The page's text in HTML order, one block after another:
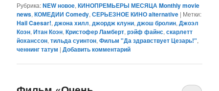
Рубрика:NEW новое,КИНОПРЕМЬЕРЫ МЕСЯЦА Monthly movie
news,КОМЕДИИ Comedy,СЕРЬЕЗНОЕ КИНО alternative | Метки:
Hail Caesar!,джона хилл,джордж клуни,джош бролин,Джоэл
Коэн,Итан Коэн,Кристофер Ламберт,рэйф файнс,скарлетт
йоханссон,тильда суинтон,Фильм "Да здравствует Цезарь!",
ченнинг татум |Добавить комментарий